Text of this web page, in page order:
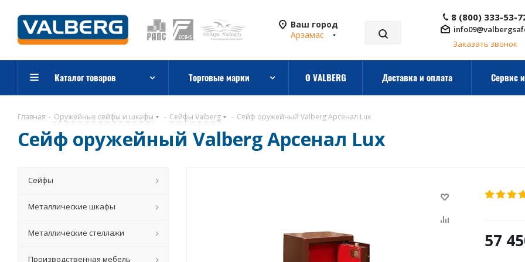
Ваш город
Арзамас
8 (800) 333-53-
Заказать звонок
Каталог товаров Торговые марки О VALBERG Доставка и оплата Сервис
Главная - Оружейные сейфы и шкафы - Сейфы Valberg - Сейф оружейный Valberg Арсенал Lux
Сейф оружейный Valberg Арсенал Lux
57
Сейфы
Металлические шкафы
Металлические стеллажи
Производственная мебель